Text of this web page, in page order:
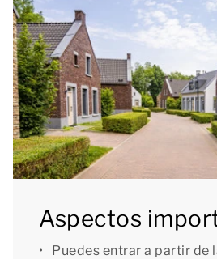
encuentran las amplias
Resort Maastricht.
Dormio Hotel De Prins van
usar los servicios del resort,
la recepción, la piscina, varios
hostelería y un centro de spa y
hotel hay un establecimiento
puedes alquilar una y darte un
bellos alrededores de la zona.
El hotel dispone de 2
Aspectos
Puedes entrar a partir de